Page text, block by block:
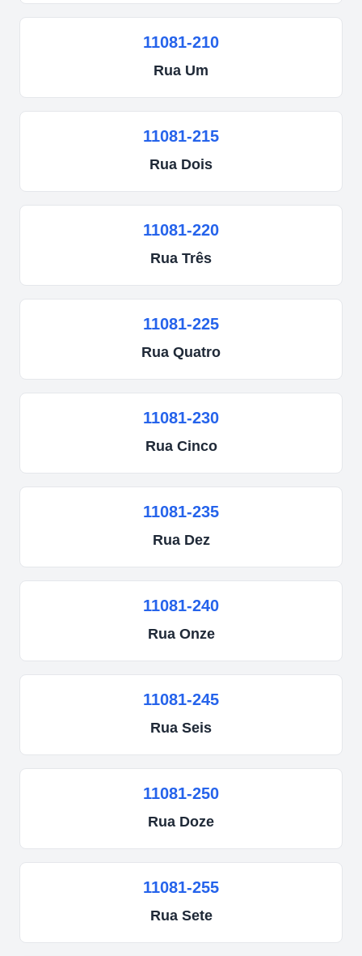
11081-210
Rua Um
11081-215
Rua Dois
11081-220
Rua Três
11081-225
Rua Quatro
11081-230
Rua Cinco
11081-235
Rua Dez
11081-240
Rua Onze
11081-245
Rua Seis
11081-250
Rua Doze
11081-255
Rua Sete